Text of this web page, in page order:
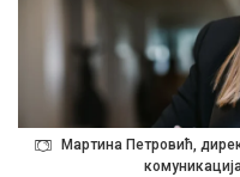
Мартина Петровић,